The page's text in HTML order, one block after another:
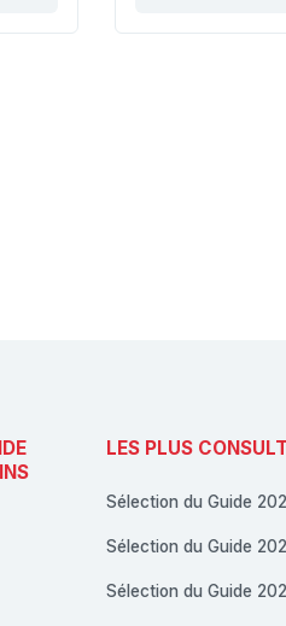
LES PLUS
Sélection du Guide
Sélection du Guide
Sélection du Guide